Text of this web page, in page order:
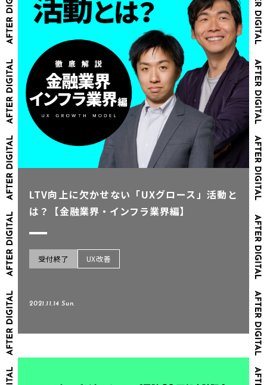
LTV向上に欠かせない「UXグロース」活動と
は？【金融業界・インフラ業界編】
受付終了 UX改善
2021.11.14 Sun.